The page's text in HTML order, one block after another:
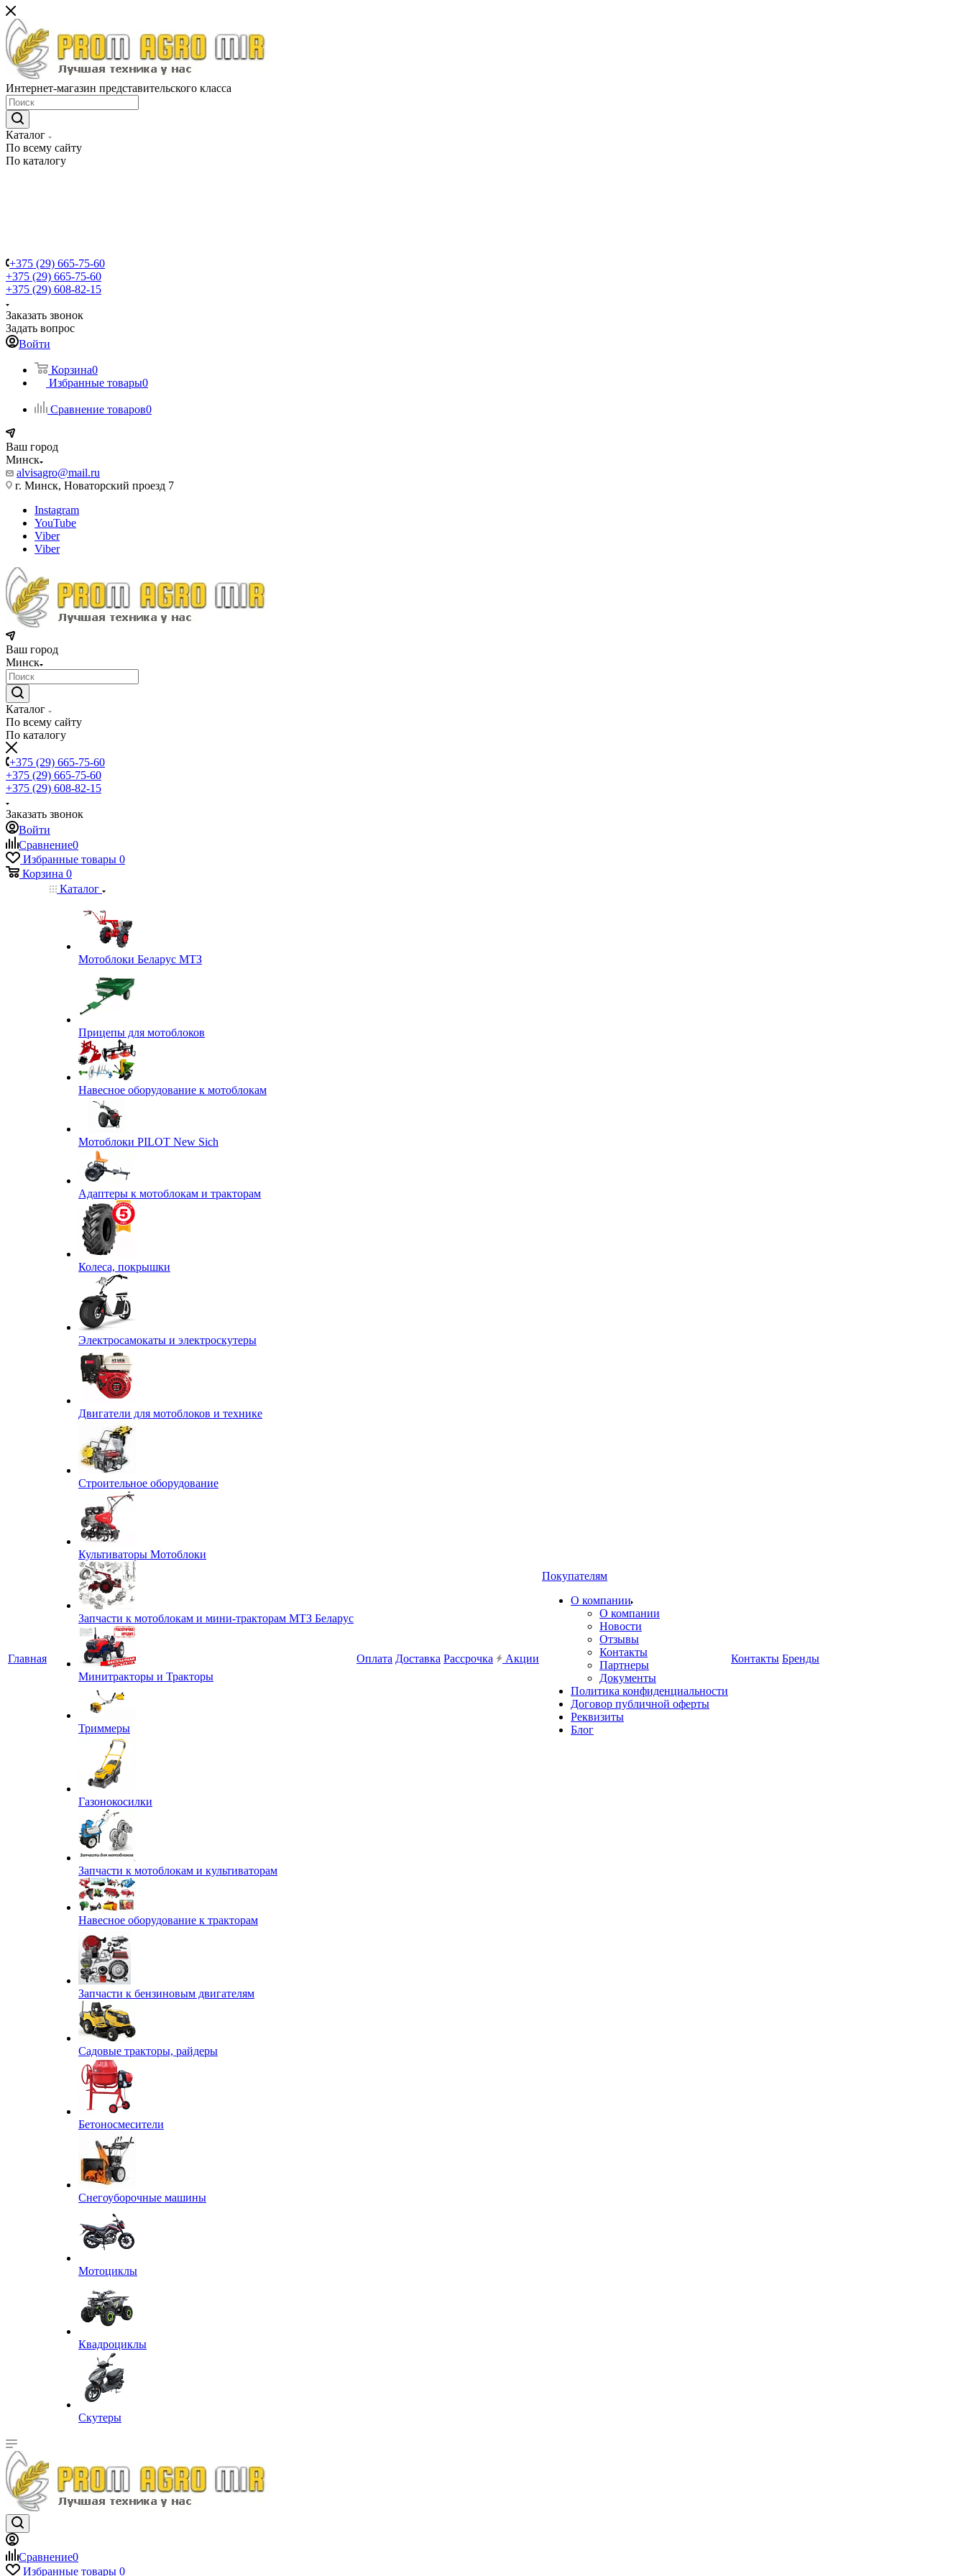
Интернет-магазин представительского класса
Каталог
По всему сайту
По каталогу
+375 (29) 665-75-60
+375 (29) 665-75-60
+375 (29) 608-82-15
Заказать звонок
Задать вопрос
Войти
Корзина0
Избранные товары0
Сравнение товаров0
Ваш город
Минск
alvisagro@mail.ru
г. Минск, Новаторский проезд 7
Instagram
YouTube
Viber
Viber
Ваш город
Минск
Каталог
По всему сайту
По каталогу
+375 (29) 665-75-60
+375 (29) 665-75-60
+375 (29) 608-82-15
Заказать звонок
Войти
Сравнение0
Избранные товары 0
Корзина 0
Главная
Каталог
Мотоблоки Беларус МТЗ
Прицепы для мотоблоков
Навесное оборудование к мотоблокам
Мотоблоки PILOT New Sich
Адаптеры к мотоблокам и тракторам
Колеса, покрышки
Электросамокаты и электроскутеры
Двигатели для мотоблоков и технике
Строительное оборудование
Культиваторы Мотоблоки
Запчасти к мотоблокам и мини-тракторам МТЗ Беларус
Минитракторы и Тракторы
Триммеры
Газонокосилки
Запчасти к мотоблокам и культиваторам
Навесное оборудование к тракторам
Запчасти к бензиновым двигателям
Садовые тракторы, райдеры
Бетоносмесители
Снегоуборочные машины
Мотоциклы
Квадроциклы
Скутеры
Оплата Доставка Рассрочка Акции
Покупателям
О компании
О компании
Новости
Отзывы
Контакты
Партнеры
Документы
Политика конфиденциальности
Договор публичной оферты
Реквизиты
Блог
Контакты Бренды
Сравнение0
Избранные товары 0